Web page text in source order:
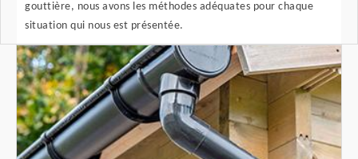
gouttière, nous avons les méthodes adéquates pour chaque
situation qui nous est présentée.